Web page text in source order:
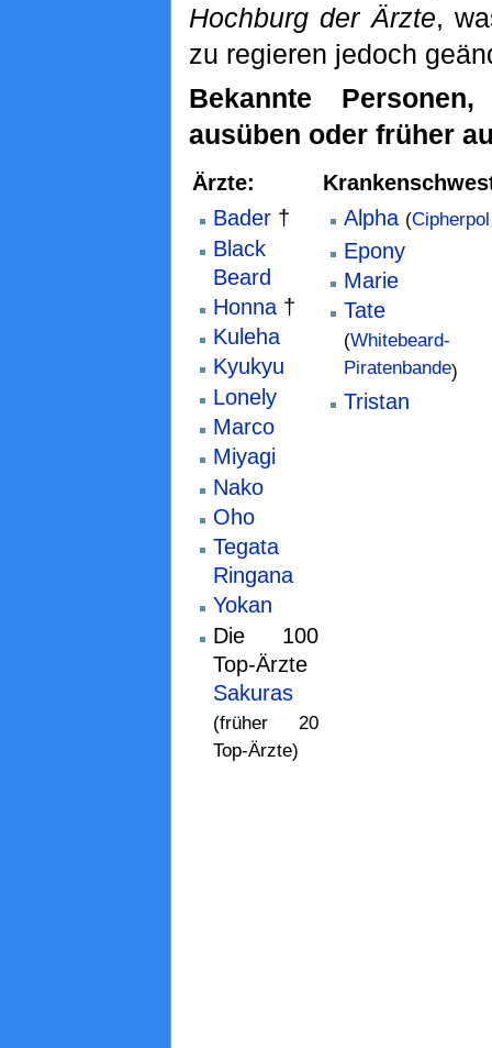
Hochburg der Ärzte,
zu regieren jedoch
Bekannte
ausüben oder früher
Ärzte:
Bader†
Black
Beard
Honna†
Kuleha
Kyukyu
Lonely
Marco
Miyagi
Nako
Oho
Tegata
Ringana
Yokan
Die 100
Top-Ärzte
Sakuras
(früher 20
Top-Ärzte)
Alpha (
Epony
Marie
Tate
(Whitebeard-
Piratenbande)
Tristan